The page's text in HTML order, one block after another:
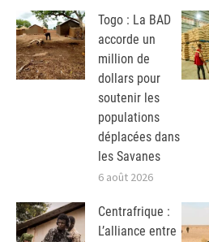
Togo : La BAD
accorde un
million de
dollars pour
soutenir les
populations
déplacées dans
les Savanes
6 août 2026
Centrafrique :
L’alliance entre